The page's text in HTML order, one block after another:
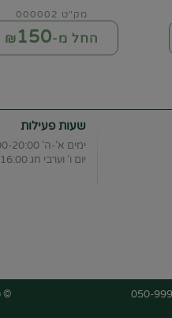
מק"ט 000002
החל מ-₪150
שעות פעילות
ימים א'-ה' 08:00-20:00
יום ו' וערבי חג 08:00-16:00
©